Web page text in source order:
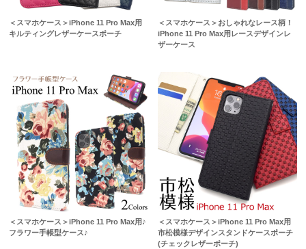
＜スマホケース＞iPhone 11 Pro Max用
キルティングレザーケースポーチ
＜スマホケース＞おしゃれなレース柄！
iPhone 11 Pro Max用レースデザインレ
ザーケース
＜スマホケース＞iPhone 11 Pro Max用♪
フラワー手帳型ケース♪
＜スマホケース＞iPhone 11 Pro Max用
市松模様デザインスタンドケースポーチ
(チェックレザーポーチ)